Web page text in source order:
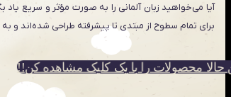
آیا می‌خواهید زبان آلمانی را به صورت مؤثر و سریع
برای تمام سطوح از مبتدی تا پیشرفته طراحی شده‌اند و به
حالا محصولات را با یک کلیک مشاهده کن!!